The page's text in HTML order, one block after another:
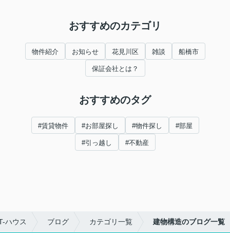
おすすめのカテゴリ
物件紹介 お知らせ 花見川区 雑談 船橋市
保証会社とは？
おすすめのタグ
#賃貸物件 #お部屋探し #物件探し #部屋
#引っ越し #不動産
ハウス ブログ カテゴリ一覧 建物構造のブログ一覧